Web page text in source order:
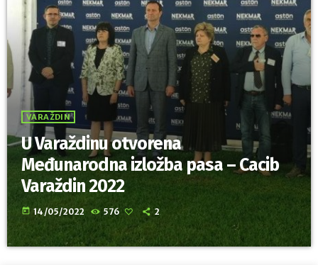
VARAŽDIN
U Varaždinu otvorena
Međunarodna izložba pasa – Cacib
Varaždin 2022
today 14/05/2022 576 2